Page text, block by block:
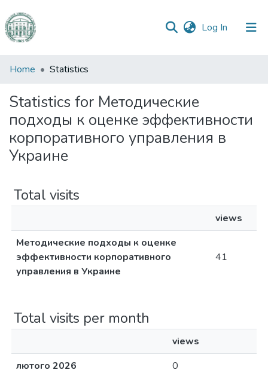
Log In (current)
Communities
Collections
All of DSpace
Home Statistics
Statistics for Методические
подходы к оценке эффективности
корпоративного управления в
Украине
Total visits
views
Методические подходы к оценке
эффективности корпоративного
управления в Украине
41
Total visits per month
views
лютого 2026
0